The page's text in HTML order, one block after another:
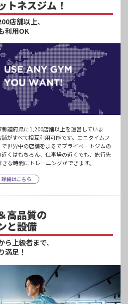
トネスジム！
店舗以上、
利用OK
道府県に1,200店舗以上を運営していま
がすべて相互利用可能です。エニタイムフ
世界中の店舗をまるでプライベートジムの
くはもちろん、仕事場の近くでも、旅行先
な時間にトレーニングができます。
詳細はこちら
高品質の
と設備
ら上級者まで、
満足！